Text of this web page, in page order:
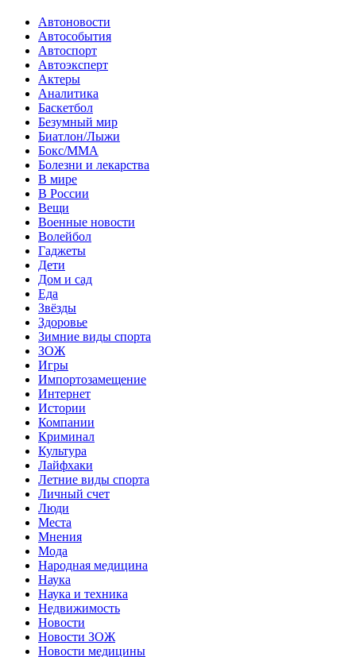
Автоновости
Автособытия
Автоспорт
Автоэксперт
Актеры
Аналитика
Баскетбол
Безумный мир
Биатлон/Лыжи
Бокс/MMA
Болезни и лекарства
В мире
В России
Вещи
Военные новости
Волейбол
Гаджеты
Дети
Дом и сад
Еда
Звёзды
Здоровье
Зимние виды спорта
ЗОЖ
Игры
Импортозамещение
Интернет
Истории
Компании
Криминал
Культура
Лайфхаки
Летние виды спорта
Личный счет
Люди
Места
Мнения
Мода
Народная медицина
Наука
Наука и техника
Недвижимость
Новости
Новости ЗОЖ
Новости медицины